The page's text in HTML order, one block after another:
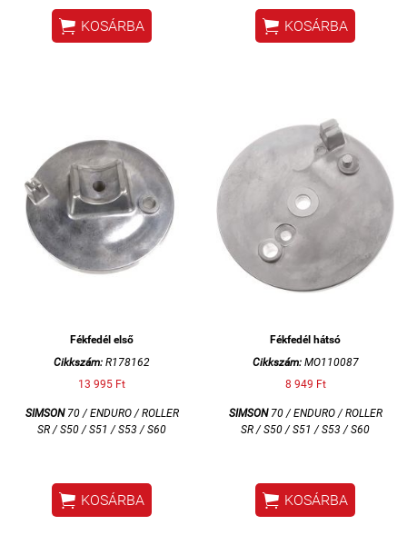
 KOSÁRBA  KOSÁRBA
Fékfedél első
Cikkszám: R178162
13 995 Ft
SIMSON70 / ENDURO / ROLLER
SR / S50 / S51 / S53 / S60
 KOSÁRBA
Fékfedél hátsó
Cikkszám:MO110087
8 949 Ft
SIMSON 70 / ENDURO / ROLLER
SR / S50 / S51 / S53 / S60
 KOSÁRBA